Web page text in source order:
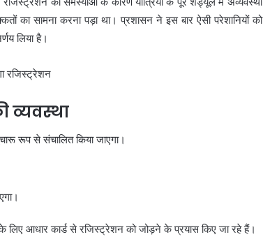
का सामना करना पड़ा था। प्रशासन ने इस बार ऐसी परेशानियों को
लिया है।
रूप से संचालित किया जाएगा।
लिए आधार कार्ड से रजिस्ट्रेशन को जोड़ने के प्रयास किए जा रहे हैं।